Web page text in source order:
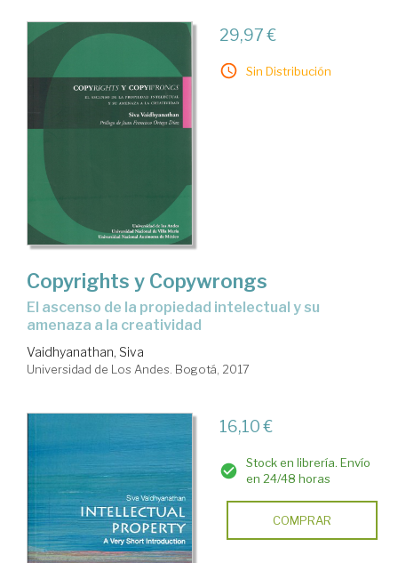
29,97 €
Sin Distribución
Copyrights y Copywrongs
el ascenso de la propiedad intelectual y su
amenaza a la creatividad
Vaidhyanathan, Siva
Universidad de Los Andes. Bogotá, 2017
16,10 €
Stock en librería. Envío
en 24/48 horas
COMPRAR